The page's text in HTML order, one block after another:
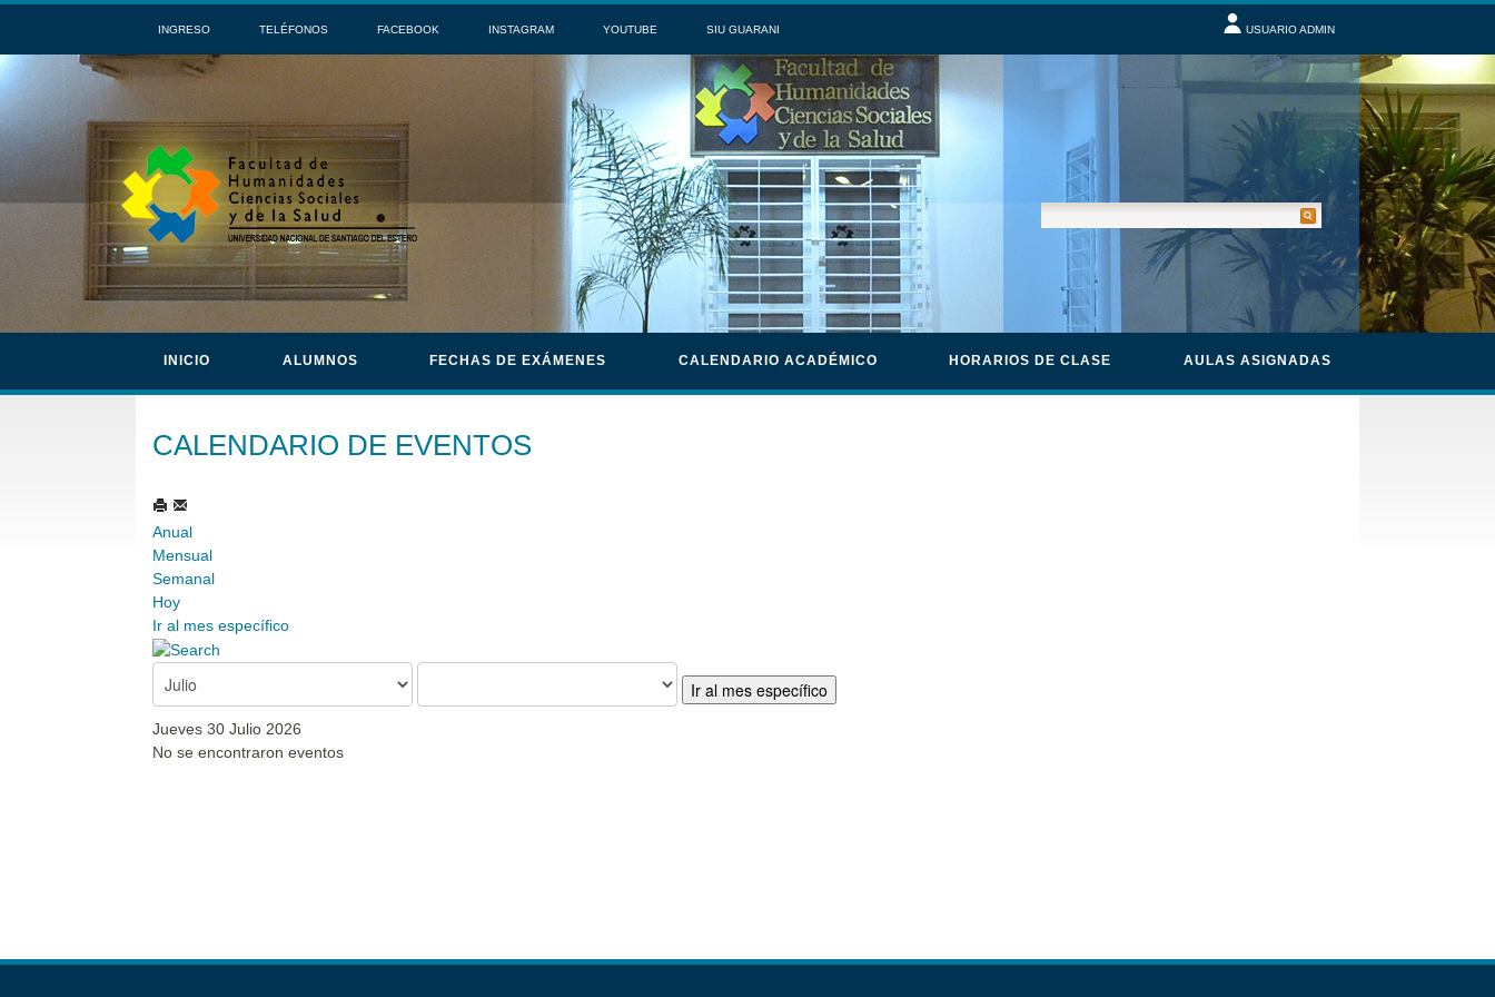
INGRESO TELÉFONOS FACEBOOK INSTAGRAM YOUTUBE SIU GUARANI USUARIO ADMIN
INICIO ALUMNOS FECHAS DE EXÁMENES CALENDARIO ACADÉMICO HORARIOS DE CLASE AULAS ASIGNADAS
CALENDARIO DE EVENTOS
Anual
Mensual
Semanal
Hoy
Ir al mes específico
Ir al mes específico
Jueves 30 Julio 2026
No se encontraron eventos